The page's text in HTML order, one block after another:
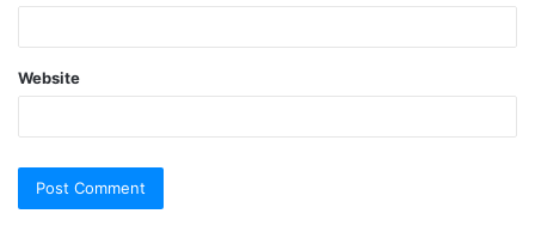
Website